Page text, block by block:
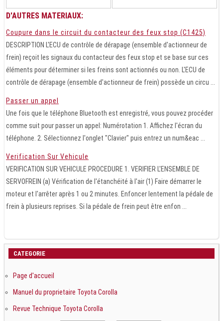
D'AUTRES MATERIAUX:
Coupure dans le circuit du contacteur des feux stop (C1425)
DESCRIPTION L'ECU de contrôle de dérapage (ensemble d'actionneur de
frein) reçoit les signaux du contacteur des feux stop et se base sur ces
éléments pour déterminer si les freins sont actionnés ou non. L'ECU de
contrôle de dérapage (ensemble d'actionneur de frein) possède un circu ...
Passer un appel
Une fois que le téléphone Bluetooth est enregistré, vous pouvez procéder
comme suit pour passer un appel: Numérotation 1. Affichez l'écran du
téléphone. 2. Sélectionnez l'onglet "Clavier" puis entrez un num&eac ...
Verification Sur Vehicule
VERIFICATION SUR VEHICULE PROCEDURE 1. VERIFIER L'ENSEMBLE DE
SERVOFREIN (a) Vérification de l'étanchéité à l'air (1) Faire démarrer le
moteur et l'arrêter après 1 ou 2 minutes. Enfoncer lentement la pédale de
frein à plusieurs reprises. Si la pédale de frein peut être enfon ...
CATEGORIE
Page d'accueil
Manuel du proprietaire Toyota Corolla
Revue Technique Toyota Corolla